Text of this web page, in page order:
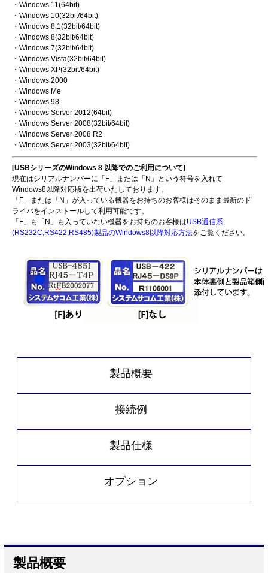
・Windows 11(64bit)
・Windows 10(32bit/64bit)
・Windows 8.1(32bit/64bit)
・Windows 8(32bit/64bit)
・Windows 7(32bit/64bit)
・Windows Vista(32bit/64bit)
・Windows XP(32bit/64bit)
・Windows 2000
・Windows Me
・Windows 98
・Windows Server 2012(64bit)
・Windows Server 2008(32bit/64bit)
・Windows Server 2008 R2
・Windows Server 2003(32bit/64bit)
[USBシリーズのWindows 8 以降でのご利用について]
現在はシリアルナンバーに「F」または「N」という符号を入れて
Windows8以降対応版を出荷いたしております。
「F」または「N」が入っている機器をお持ちのお客様はそのまま最新のド
ライバをインストールして利用可能です。
「F」も「N」も入っていない機器をお持ちのお客様はUSB通信系
(RS232C,RS422,RS485)製品のWindows8以降対応方法をご覧ください。
製品概要
接続例
製品仕様
オプション
製品概要